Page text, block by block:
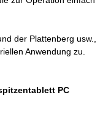
der Plattenberg usw.,
Anwendung zu.
PC